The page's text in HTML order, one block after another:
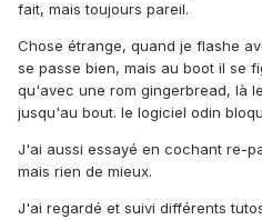
fait, mais toujours pareil.
Chose étrange, quand je flashe
se passe bien, mais au boot il se
qu'avec une rom gingerbread, là
jusqu'au bout. le logiciel odin
J'ai aussi essayé en cochant re-
mais rien de mieux.
J'ai regardé et suivi différents